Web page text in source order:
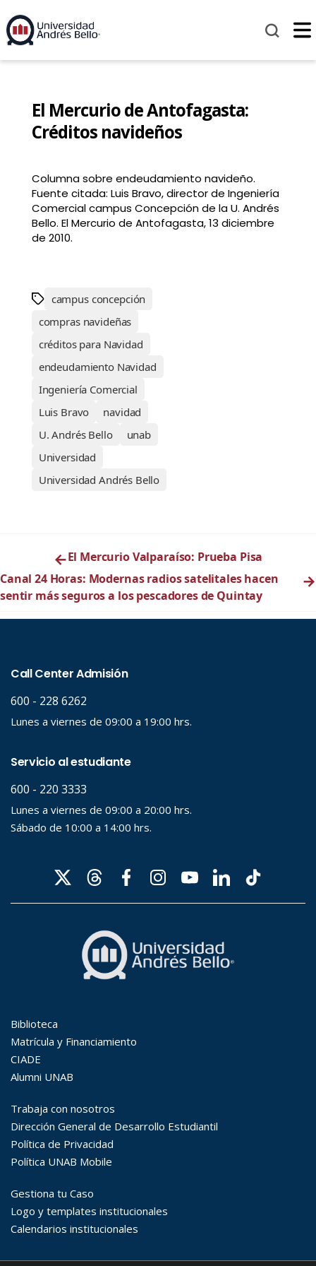
El Mercurio de Antofagasta:
Créditos navideños
Columna sobre endeudamiento navideño.
Fuente citada: Luis Bravo, director de Ingeniería
Comercial campus Concepción de la U. Andrés
Bello. El Mercurio de Antofagasta, 13 diciembre
de 2010.
campus concepción
compras navideñas
créditos para Navidad
endeudamiento Navidad
Ingeniería Comercial
Luis Bravo
navidad
U. Andrés Bello
unab
Universidad
Universidad Andrés Bello
←El Mercurio Valparaíso: Prueba Pisa
Canal 24 Horas: Modernas radios satelitales hacen
sentir más seguros a los pescadores de Quintay
→